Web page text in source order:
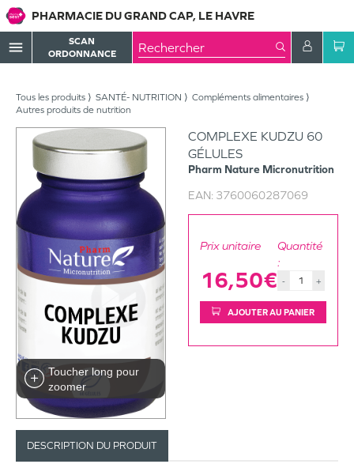
PHARMACIE DU GRAND CAP, LE HAVRE
menu
SCAN
ORDONNANCE
Tous les produits SANTÉ- NUTRITION
Compléments alimentaires
Autres produits de nutrition
Toucher long pour
zoomer
COMPLEXE KUDZU 60
GÉLULES
Pharm Nature Micronutrition
EAN: 3760060287069
Prix unitaire
16,50€
Quantité
:
- +
AJOUTER AU PANIER
DESCRIPTION DU PRODUIT